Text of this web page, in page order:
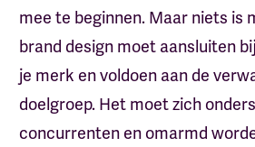
mee te beginnen. Maar niets is
brand design moet aansluiten
je merk en voldoen aan de
doelgroep. Het moet zich
concurrenten en omarmd